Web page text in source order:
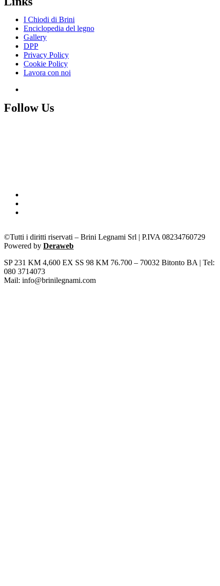
I Chiodi di Brini
Enciclopedia del legno
Gallery
DPP
Privacy Policy
Cookie Policy
Lavora con noi
Follow Us
©Tutti i diritti riservati – Brini Legnami Srl | P.IVA 08234760729
Powered by Deraweb
SP 231 KM 4,600 EX SS 98 KM 76.700 – 70032 Bitonto BA | Tel:
080 3714073
Mail: info@brinilegnami.com